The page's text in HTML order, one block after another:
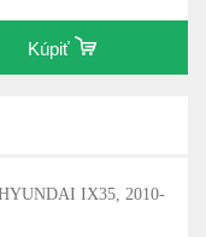
Kúpiť
IX35, 2010-